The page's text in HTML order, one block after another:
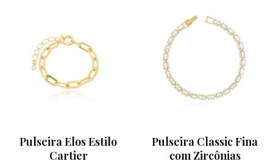
Pulseira Elos Estilo
Cartier
Pulseira Classic Fina
com Zircônias